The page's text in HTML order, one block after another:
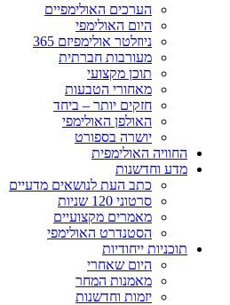
הערכים האולימפיים
היום האולימפי
ניוזלטר אולימפיזם 365
מעורבות חברתית
תוכן מקצועי
מאחורי הטבעות
חזקים יותר – ביחד
האולפן האולימפי
יושרה בספורט
החוויה האולימפית
מדע וחדשנות
כתב העת לנושאים מדעיים
סרטוני 120 שניות
מאמרים מקצועיים
הסטנדרט האולימפי
תוכניות ייחודיות
היום שאחרי
מאמנות המחר
יזמות וחדשנות